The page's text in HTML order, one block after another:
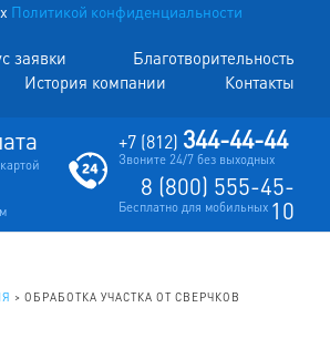
Политикой конфиденциальности
заявки
Благотворительность
История компании Контакты
+7 (812) 344-44-44
Звоните 24/7 без выходных
8 (800) 555-45-
10
Бесплатно для мобильных
> ОБРАБОТКА УЧАСТКА ОТ СВЕРЧКОВ